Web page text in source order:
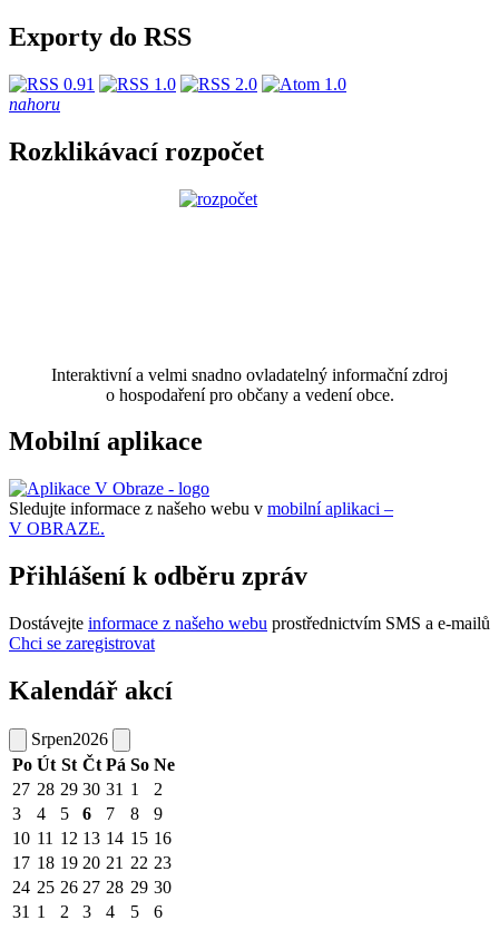
Exporty do RSS
nahoru
Rozklikávací rozpočet
Interaktivní a velmi snadno ovladatelný informační zdroj
o hospodaření pro občany a vedení obce.
Mobilní aplikace
Sledujte informace z našeho webu v mobilní aplikaci –
V OBRAZE.
Přihlášení k odběru zpráv
Dostávejte informace z našeho webu prostřednictvím SMS a e-mailů
Chci se zaregistrovat
Kalendář akcí
Srpen2026
Po Út St Čt Pá So Ne
27 28 29 30 31 1
2
3
4 5 6 7 8
9
10 11 12 13 14 15 16
17 18 19 20 21 22 23
24 25 26 27 28 29 30
31 1 2 3 4 5 6